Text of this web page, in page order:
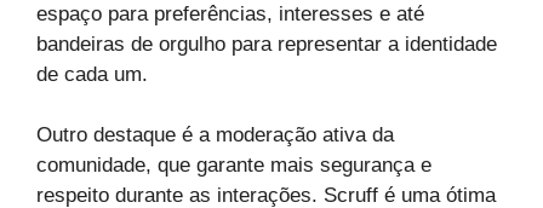
espaço para preferências, interesses e até
bandeiras de orgulho para representar a identidade
de cada um.
Outro destaque é a moderação ativa da
comunidade, que garante mais segurança e
respeito durante as interações. Scruff é uma ótima